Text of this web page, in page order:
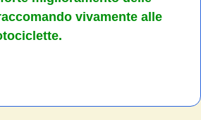
vivamente alle